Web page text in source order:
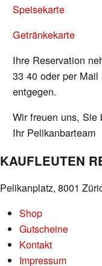
Speisekarte
Getränkekarte
Ihre Reservation
33 40 oder per
entgegen.
Wir freuen uns, Sie
Ihr Pelikanbarteam
KAUFLEUTEN
Pelikanplatz, 8001
Shop
Gutscheine
Kontakt
Impressum